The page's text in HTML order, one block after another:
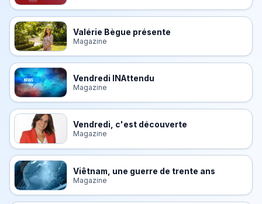
Valérie Bègue présente
Magazine
Vendredi INAttendu
Magazine
Vendredi, c'est découverte
Magazine
Viêtnam, une guerre de trente ans
Magazine